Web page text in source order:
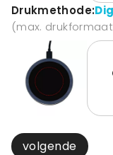
Drukmethode:
(max.
volgende